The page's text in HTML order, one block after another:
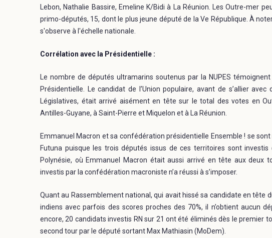
Lebon, Nathalie Bassire, Emeline K/Bidi à La Réunion. Les Outre-mer
primo-députés, 15, dont le plus jeune député de la Ve République. À
s'observe à l'échelle nationale.
Corrélation avec la Présidentielle :
Le nombre de députés ultramarins soutenus par la NUPES
Présidentielle. Le candidat de l’Union populaire, avant de s’allier
Législatives, était arrivé aisément en tête sur le total des votes en
Antilles-Guyane, à Saint-Pierre et Miquelon et à La Réunion.
Emmanuel Macron et sa confédération présidentielle Ensemble ! se
Futuna puisque les trois députés issus de ces territoires sont
Polynésie, où Emmanuel Macron était aussi arrivé en tête aux deux
investis par la confédération macroniste n’a réussi à s’imposer.
Quant au Rassemblement national, qui avait hissé sa candidate en tête
indiens avec parfois des scores proches des 70%, il n’obtient aucun
encore, 20 candidats investis RN sur 21 ont été éliminés dès le premier
second tour par le député sortant Max Mathiasin (MoDem).